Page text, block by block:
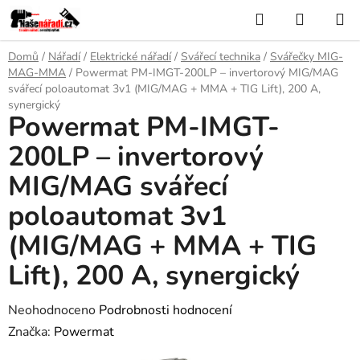
Přejít
na
obsah
Hledat
KOŠÍK
Domů / Nářadí / Elektrické nářadí / Svářecí technika / Svářečky MIG-
MAG-MMA / Powermat PM-IMGT-200LP – invertorový MIG/MAG
svářecí poloautomat 3v1 (MIG/MAG + MMA + TIG Lift), 200 A,
synergický
Powermat PM-IMGT-
200LP – invertorový
MIG/MAG svářecí
poloautomat 3v1
(MIG/MAG + MMA + TIG
Lift), 200 A, synergický
Průměrné
hodnocení
Neohodnoceno Podrobnosti hodnocení
Značka: Powermat